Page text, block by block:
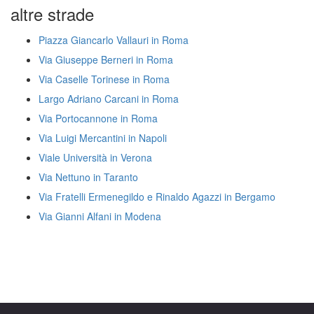
altre strade
Piazza Giancarlo Vallauri in Roma
Via Giuseppe Berneri in Roma
Via Caselle Torinese in Roma
Largo Adriano Carcani in Roma
Via Portocannone in Roma
Via Luigi Mercantini in Napoli
Viale Università in Verona
Via Nettuno in Taranto
Via Fratelli Ermenegildo e Rinaldo Agazzi in Bergamo
Via Gianni Alfani in Modena